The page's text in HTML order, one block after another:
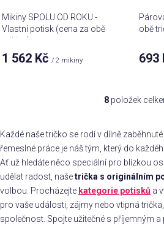
Mikiny SPOLU OD ROKU -
Vlastní potisk (cena za obě
mikiny)
1 562 Kč / 2 mikiny
obě
693
O
l
á
d
a
c
í
p
8položek
Každé naše tričko se rodí v dílně
řemeslné práce je náš tým, který do
Ať už hledáte něco speciální pro blízkou
udělat radost, našetrička s originálním
volbou. Procházejte kategorie potisků a
pro vaše události, zájmy nebo vtipná
společnost. Spojte užitečné s příjemným